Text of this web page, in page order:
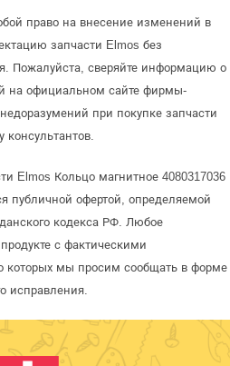
право на внесение изменений в
запчасти Elmos без
Пожалуйста, сверяйте информацию о
на официальном сайте фирмы-
при покупке запчасти
консультантов.
Elmos Кольцо магнитное 4080317036
публичной офертой, определяемой
кодекса РФ. Любое
с фактическими
которых мы просим сообщать в форме
исправления.